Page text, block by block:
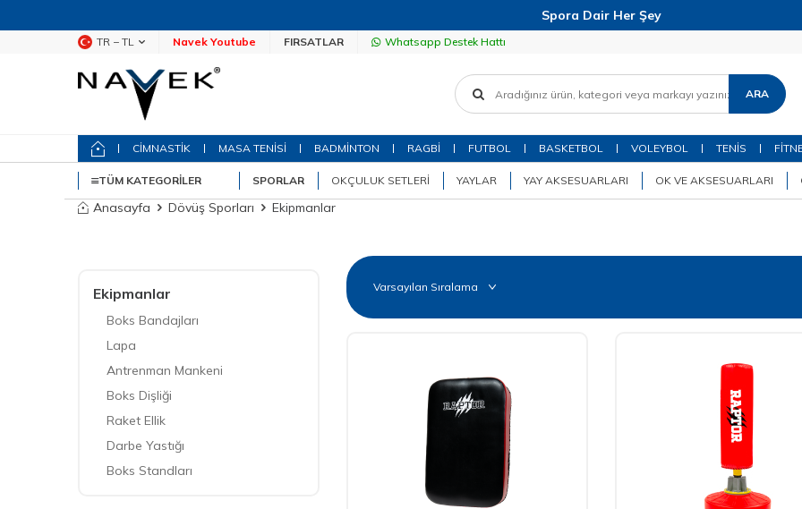
Spora Dair Her Şey
TR − TL Navek Youtube FIRSATLAR Whatsapp Destek Hattı
ARA
CİMNASTİK MASA TENİSİ BADMİNTON RAGBİ FUTBOL BASKETBOL VOLEYBOL TENİS
TÜM KATEGORILER SPORLAR OKÇULUK SETLERI YAYLAR YAY AKSESUARLARI OK VE AKSESUARLARI
Anasayfa Dövüş Sporları Ekipmanlar
Ekipmanlar
Boks Bandajları
Lapa
Antrenman Mankeni
Boks Dişliği
Raket Ellik
Darbe Yastığı
Boks Standları